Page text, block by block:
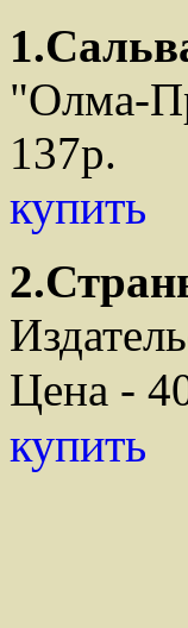
"Олма-
137р.
купить
Цена -
купить